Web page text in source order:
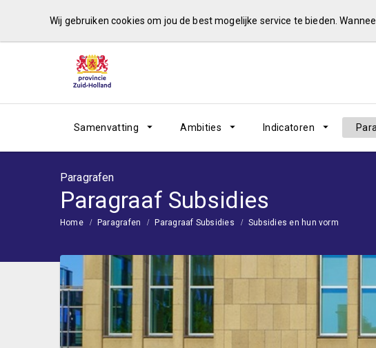
Wij gebruiken cookies om jou de best mogelijke service te bieden.
Samenvatting Ambities Indicatoren
Paragrafen
Paragraaf Subsidies
Home Paragrafen Paragraaf Subsidies Subsidies en hun vorm